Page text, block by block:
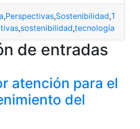
,Perspectivas,Sostenibilidad,
,sostenibilidad,tecnología
de entradas
atención para el
del